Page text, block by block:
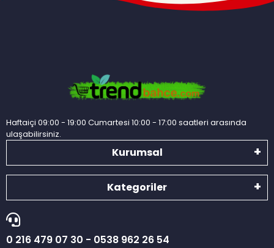
Haftaiçi 09:00 - 19:00 Cumartesi 10:00 - 17:00 saatleri arasında
ulaşabilirsiniz.
Kurumsal
Kategoriler
0 216 479 07 30 - 0538 962 26 54